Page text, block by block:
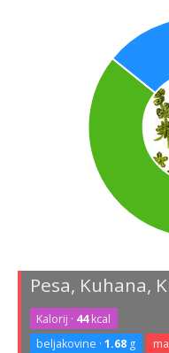
Pesa, Kuhana,
Kalorij · 44kcal
beljakovine ·1.68 g